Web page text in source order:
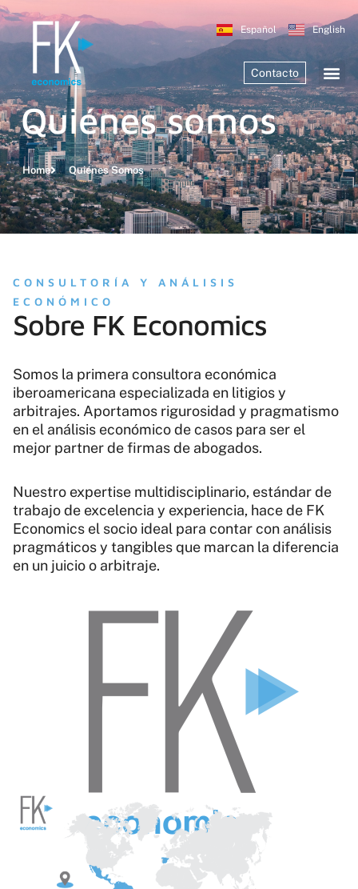
Español English
Contacto
Quiénes somos
Home Quiénes Somos
CONSULTORÍA Y ANÁLISIS
ECONÓMICO
Sobre FK Economics
Somos la primera consultora económica
iberoamericana especializada en litigios y
arbitrajes. Aportamos rigurosidad y pragmatismo
en el análisis económico de casos para ser el
mejor partner de firmas de abogados.
Nuestro expertise multidisciplinario, estándar de
trabajo de excelencia y experiencia, hace de FK
Economics el socio ideal para contar con análisis
pragmáticos y tangibles que marcan la diferencia
en un juicio o arbitraje.